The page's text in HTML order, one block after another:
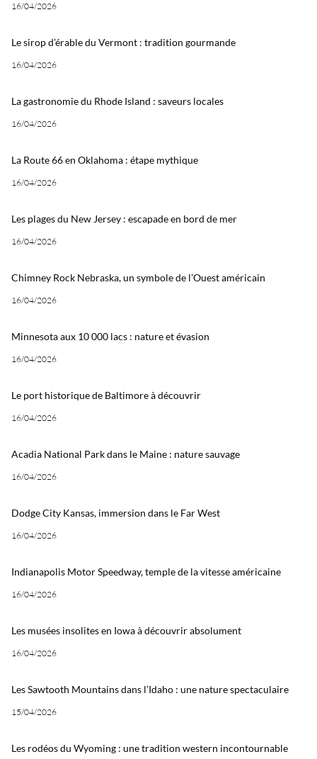
16/04/2026
Le sirop d’érable du Vermont : tradition gourmande
16/04/2026
La gastronomie du Rhode Island : saveurs locales
16/04/2026
La Route 66 en Oklahoma : étape mythique
16/04/2026
Les plages du New Jersey : escapade en bord de mer
16/04/2026
Chimney Rock Nebraska, un symbole de l’Ouest américain
16/04/2026
Minnesota aux 10 000 lacs : nature et évasion
16/04/2026
Le port historique de Baltimore à découvrir
16/04/2026
Acadia National Park dans le Maine : nature sauvage
16/04/2026
Dodge City Kansas, immersion dans le Far West
16/04/2026
Indianapolis Motor Speedway, temple de la vitesse américaine
16/04/2026
Les musées insolites en Iowa à découvrir absolument
16/04/2026
Les Sawtooth Mountains dans l’Idaho : une nature spectaculaire
15/04/2026
Les rodéos du Wyoming : une tradition western incontournable